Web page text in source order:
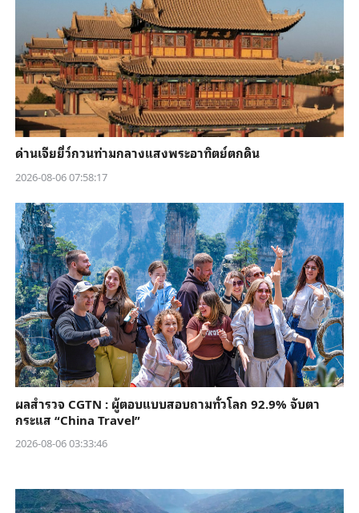
ด่านเจียยี่ว์กวนท่ามกลางแสงพระอาทิตย์ตกดิน
2026-08-06 07:58:17
ผลสำรวจ CGTN : ผู้ตอบแบบสอบถามทั่วโลก 92.9% จับตา
กระแส “China Travel”
2026-08-06 03:33:46